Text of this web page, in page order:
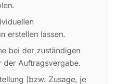
erstellen lassen.
bei der zuständigen
der Auftragsvergabe.
(bzw. Zusage, je